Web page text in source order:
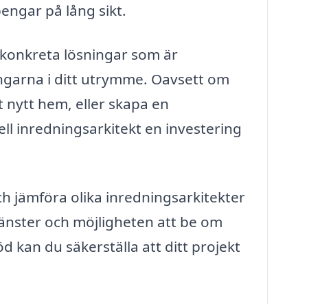
på lång sikt.
lösningar som är
i ditt utrymme. Oavsett om
hem, eller skapa en
inredningsarkitekt en investering
jämföra olika inredningsarkitekter
och möjligheten att be om
kan du säkerställa att ditt projekt